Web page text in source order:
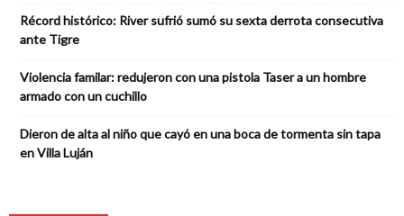
Récord histórico: River sufrió sumó su sexta derrota consecutiva
ante Tigre
Violencia familar: redujeron con una pistola Taser a un hombre
armado con un cuchillo
Dieron de alta al niño que cayó en una boca de tormenta sin tapa
en Villa Luján